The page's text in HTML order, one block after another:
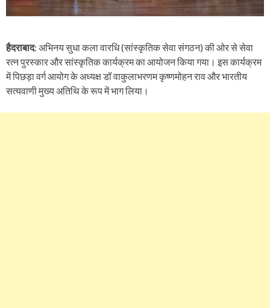
हैदराबाद: अभिनय सुधा कला वारधि (सांस्कृतिक सेवा संगठन) की ओर से सेवा
रत्न पुरस्कार और सांस्कृतिक कार्यक्रम का आयोजन किया गया। इस कार्यक्रम
में पिछड़ा वर्ग आयोग के अध्यक्ष डॉ वाकुलाभरणम कृष्णमोहन राव और भारतीय
सत्यवाणी मुख्य अतिथि के रूप में भाग लिया।